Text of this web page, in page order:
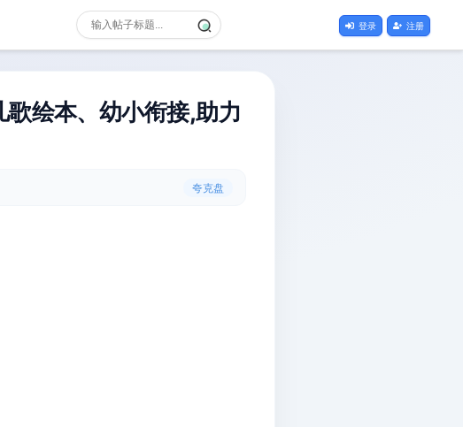
登录 注册
歌绘本、幼小衔接,助力
夸克盘